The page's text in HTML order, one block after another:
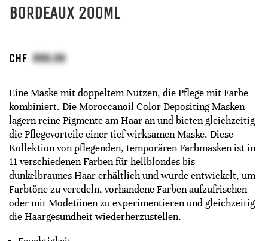
BORDEAUX 200ML
CHF
Eine Maske mit doppeltem Nutzen, die Pflege mit Farbe
kombiniert. Die Moroccanoil Color Depositing Masken
lagern reine Pigmente am Haar an und bieten gleichzeitig
die Pflegevorteile einer tief wirksamen Maske. Diese
Kollektion von pflegenden, temporären Farbmasken ist in
11 verschiedenen Farben für hellblondes bis
dunkelbraunes Haar erhältlich und wurde entwickelt, um
Farbtöne zu veredeln, vorhandene Farben aufzufrischen
oder mit Modetönen zu experimentieren und gleichzeitig
die Haargesundheit wiederherzustellen.